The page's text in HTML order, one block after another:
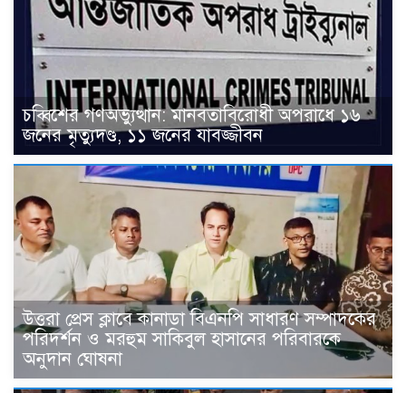
চব্বিশের গণঅভ্যুত্থান: মানবতাবিরোধী অপরাধে ১৬
জনের মৃত্যুদণ্ড, ১১ জনের যাবজ্জীবন
উত্তরা প্রেস ক্লাবে কানাডা বিএনপি সাধারণ সম্পাদকের
পরিদর্শন ও মরহুম সাকিবুল হাসানের পরিবারকে
অনুদান ঘোষনা